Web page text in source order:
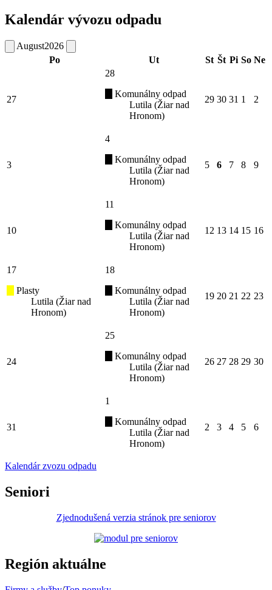
Kalendár vývozu odpadu
August2026
Po
Ut St Št Pi So Ne
27
28
Komunálny odpad
Lutila (Žiar nad
Hronom)
29 30 31 1 2
3
4
Komunálny odpad
Lutila (Žiar nad
Hronom)
5 6 7 8 9
10
11
Komunálny odpad
Lutila (Žiar nad
Hronom)
12 13 14 15 16
17
Plasty
Lutila (Žiar nad
Hronom)
18
Komunálny odpad
Lutila (Žiar nad
Hronom)
19 20 21 22 23
24
25
Komunálny odpad
Lutila (Žiar nad
Hronom)
26 27 28 29 30
31
1
Komunálny odpad
Lutila (Žiar nad
Hronom)
2 3 4 5 6
Kalendár zvozu odpadu
Seniori
Zjednodušená verzia stránok pre seniorov
Región aktuálne